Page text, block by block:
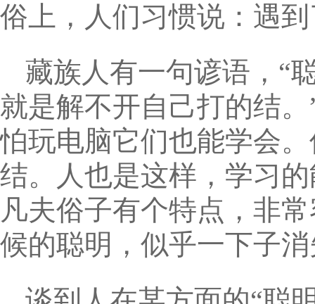
俗上，人们习惯说：遇
藏族人有一句谚语，“
就是解不开自己打的结
怕玩电脑它们也能学会
结。人也是这样，学习
凡夫俗子有个特点，非
候的聪明，似乎一下子